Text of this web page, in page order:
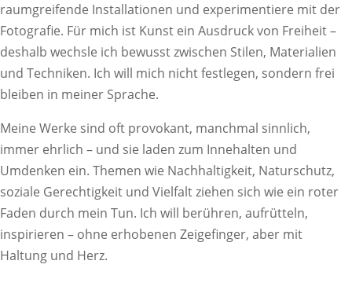
raumgreifende Installationen und experimentiere mit der
Fotografie. Für mich ist Kunst ein Ausdruck von Freiheit –
deshalb wechsle ich bewusst zwischen Stilen, Materialien
und Techniken. Ich will mich nicht festlegen, sondern frei
bleiben in meiner Sprache.
Meine Werke sind oft provokant, manchmal sinnlich,
immer ehrlich – und sie laden zum Innehalten und
Umdenken ein. Themen wie Nachhaltigkeit, Naturschutz,
soziale Gerechtigkeit und Vielfalt ziehen sich wie ein roter
Faden durch mein Tun. Ich will berühren, aufrütteln,
inspirieren – ohne erhobenen Zeigefinger, aber mit
Haltung und Herz.